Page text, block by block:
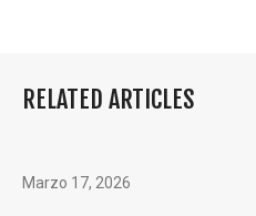
RELATED ARTICLES
Marzo 17, 2026